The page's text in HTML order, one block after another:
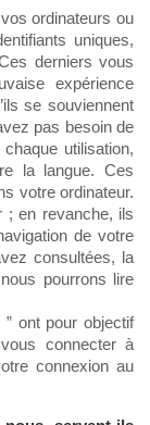
ordinateurs ou
uniques,
derniers vous
expérience
se souviennent
pas besoin de
utilisation,
la langue. Ces
votre ordinateur.
; en revanche, ils
de votre
consultées, la
pourrons lire
ont pour objectif
connecter à
connexion au